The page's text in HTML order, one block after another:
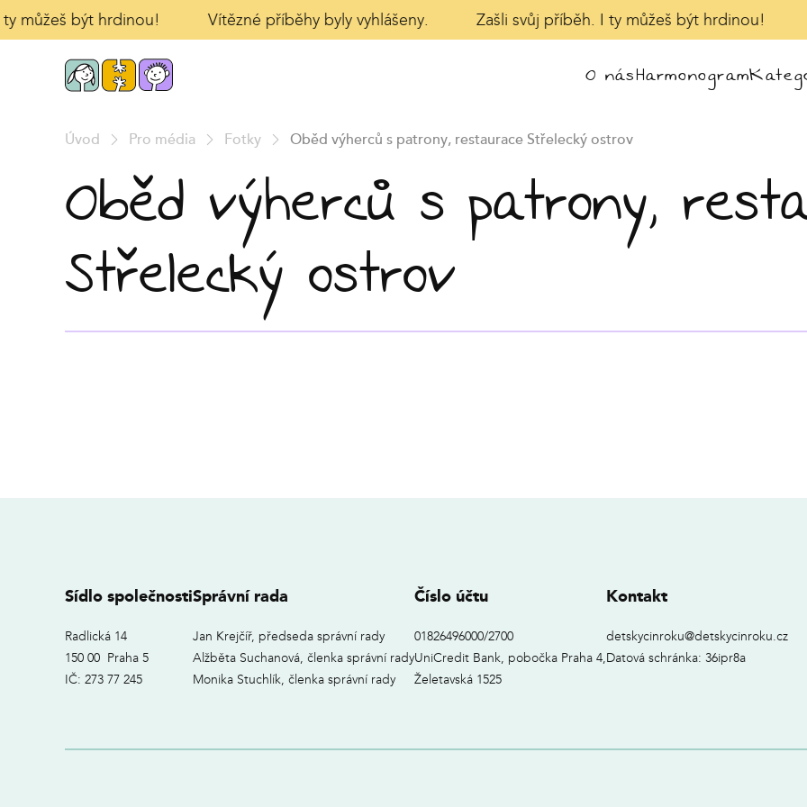
můžeš být hrdinou! Vítězné příběhy byly vyhlášeny. Zašli svůj příběh. I ty můžeš být hrdinou!
O násHarmonogram
Úvod Pro média Fotky Oběd výherců s patrony, restaurace Střelecký ostrov
Oběd výherců s patrony,
Střelecký ostrov
Sídlo společnosti
Radlická 14
150 00 Praha 5
IČ: 273 77 245
Správní rada
Jan Krejčíř, předseda správní rady
Alžběta Suchanová, členka správní rady
Monika Stuchlík, členka správní rady
Číslo účtu
01826496000/2700
UniCredit Bank, pobočka Praha 4,
Želetavská 1525
Kontakt
detskycinroku@detskycinroku.cz
Datová schránka: 36ipr8a